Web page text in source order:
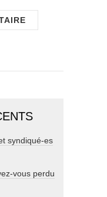
syndiqué-es
vous perdu